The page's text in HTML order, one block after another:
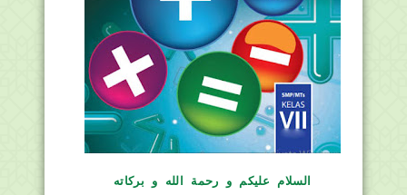
السلام عليكم و رحمة الله و بركاته